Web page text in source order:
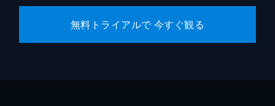
無料トライアルで 今すぐ観る